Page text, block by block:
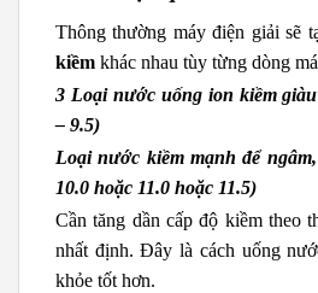
Thông thường máy điện giải sẽ
kiềm khác nhau tùy từng dòng
3 Loại nước uống ion kiềm
– 9.5)
Loại nước kiềm mạnh để
10.0 hoặc 11.0 hoặc 11.5)
Cần tăng dần cấp độ kiềm theo
nhất định. Đây là cách uống
khỏe tốt hơn.